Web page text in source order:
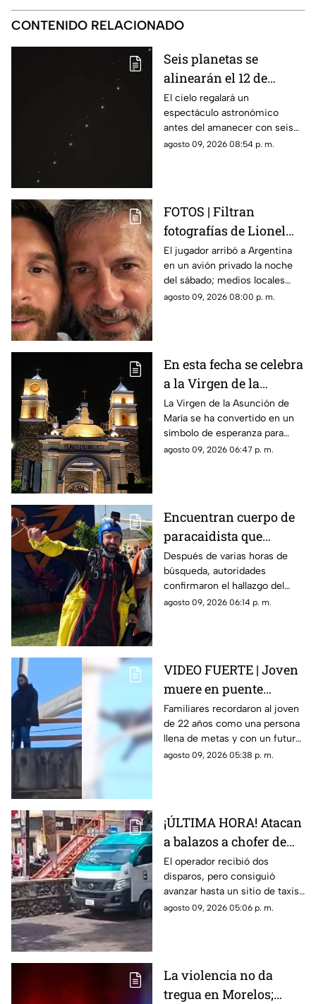
CONTENIDO RELACIONADO
Seis planetas se
alinearán el 12 de
agosto: así podrás
observar el fenómeno
desde Morelos
El cielo regalará un
espectáculo astronómico
antes del amanecer con seis
planetas visibles desde
agosto 09, 2026 08:54 p. m.
FOTOS | Filtran
fotografías de Lionel
Messi y su familia en el
funeral de su papá
El jugador arribó a Argentina
en un avión privado la noche
del sábado; medios locales
captaron su llegada.
agosto 09, 2026 08:00 p. m.
En esta fecha se celebra
a la Virgen de la
Asunción de María en
Morelos
La Virgen de la Asunción de
María se ha convertido en un
símbolo de esperanza para
miles de creyentes.
agosto 09, 2026 06:47 p. m.
Encuentran cuerpo de
paracaidista que
desapareció durante
actividad en Puente de
Ixtla
Después de varias horas de
búsqueda, autoridades
confirmaron el hallazgo del
deportista en la zona sur de
agosto 09, 2026 06:14 p. m.
VIDEO FUERTE | Joven
muere en puente
vehicular; pidió a su
mamá que cuidara de
su gatito
Familiares recordaron al joven
de 22 años como una persona
llena de metas y con un futuro
prometedor.
agosto 09, 2026 05:38 p. m.
¡ÚLTIMA HORA! Atacan
a balazos a chofer de
Ruta 13 en Oaxtepec
El operador recibió dos
disparos, pero consiguió
avanzar hasta un sitio de taxis
donde solicitó ayuda.
agosto 09, 2026 05:06 p. m.
La violencia no da
tregua en Morelos;